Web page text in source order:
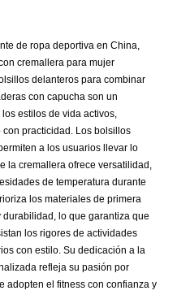
de ropa deportiva en China,
cremallera para mujer
delanteros para combinar
con capucha son un
estilos de vida activos,
practicidad. Los bolsillos
a los usuarios llevar lo
la cremallera ofrece versatilidad,
de temperatura durante
los materiales de primera
lo que garantiza que
los rigores de actividades
con estilo. Su dedicación a la
refleja su pasión por
adopten el fitness con confianza y